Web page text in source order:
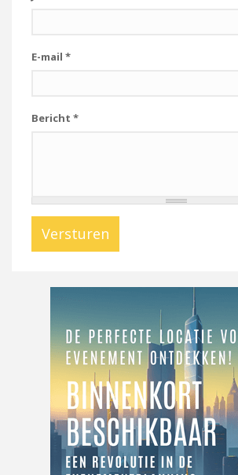
E-mail *
Bericht *
Versturen